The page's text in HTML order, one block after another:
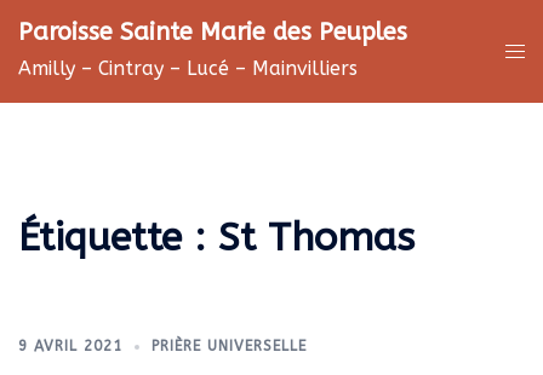
au
contenu
Paroisse Sainte Marie des Peuples
Amilly – Cintray – Lucé – Mainvilliers
Étiquette : St Thomas
9 AVRIL 2021 PRIÈRE UNIVERSELLE